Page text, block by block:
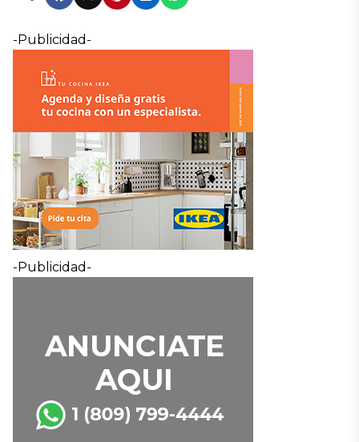
-Publicidad-
-Publicidad-